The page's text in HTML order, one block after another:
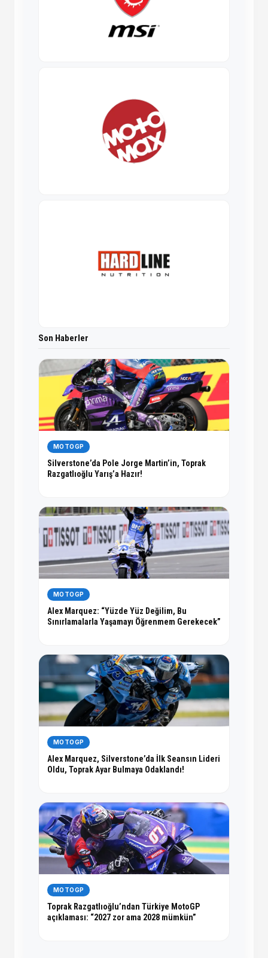
Son Haberler
MOTOGP
Silverstone’da Pole Jorge Martin’in, Toprak
Razgatlıoğlu Yarış’a Hazır!
MOTOGP
Alex Marquez: “Yüzde Yüz Değilim, Bu
Sınırlamalarla Yaşamayı Öğrenmem Gerekecek”
MOTOGP
Alex Marquez, Silverstone’da İlk Seansın Lideri
Oldu, Toprak Ayar Bulmaya Odaklandı!
MOTOGP
Toprak Razgatlıoğlu’ndan Türkiye MotoGP
açıklaması: “2027 zor ama 2028 mümkün”